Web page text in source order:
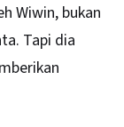
Wiwin, bukan
Tapi dia